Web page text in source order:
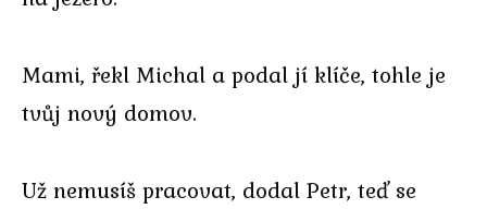
Mami, řekl Michal a podal jí klíče, tohle je
tvůj nový domov.
Už nemusíš pracovat, dodal Petr, teď se